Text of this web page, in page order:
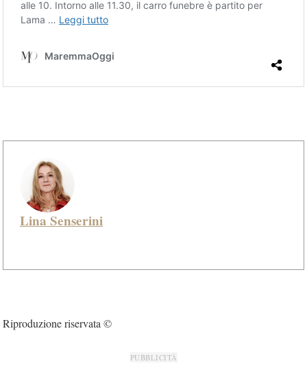
Lina Senserini
Riproduzione riservata ©
PUBBLICITÀ